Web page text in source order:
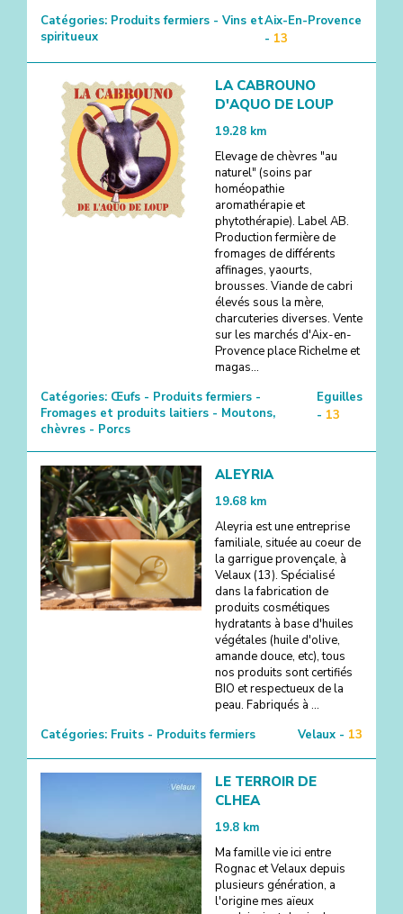
Catégories: Produits fermiers - Vins et
spiritueux
Aix-En-Provence
- 13
LA CABROUNO
D'AQUO DE LOUP
19.28 km
Elevage de chèvres "au
naturel" (soins par
homéopathie
aromathérapie et
phytothérapie). Label AB.
Production fermière de
fromages de différents
affinages, yaourts,
brousses. Viande de cabri
élevés sous la mère,
charcuteries diverses. Vente
sur les marchés d'Aix-en-
Provence place Richelme et
magas...
Catégories: Œufs - Produits fermiers -
Fromages et produits laitiers - Moutons,
chèvres - Porcs
Eguilles
- 13
ALEYRIA
19.68 km
Aleyria est une entreprise
familiale, située au coeur de
la garrigue provençale, à
Velaux (13). Spécialisé
dans la fabrication de
produits cosmétiques
hydratants à base d'huiles
végétales (huile d'olive,
amande douce, etc), tous
nos produits sont certifiés
BIO et respectueux de la
peau. Fabriqués à ...
Catégories: Fruits - Produits fermiers Velaux - 13
LE TERROIR DE
CLHEA
19.8 km
Ma famille vie ici entre
Rognac et Velaux depuis
plusieurs génération, a
l'origine mes aïeux